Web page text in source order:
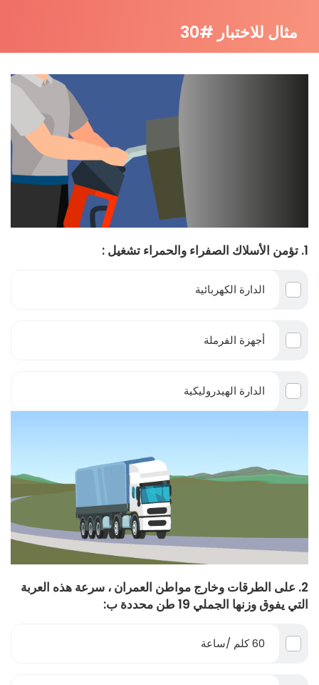
مثال للاختبار #30
1. تؤمن الأسلاك الصفراء والحمراء تشغيل :
الدارة الكهربائية
أجهزة الفرملة
الدارة الهيدروليكية
2. على الطرقات وخارج مواطن العمران ، سرعة هذه العربة
التي يفوق وزنها الجملي 19 طن محددة ب:
60 كلم /ساعة